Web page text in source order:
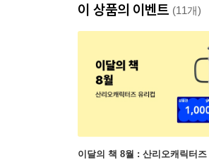
이 상품의 이벤트 (11개)
이달의 책 8월 : 산리오캐릭터즈